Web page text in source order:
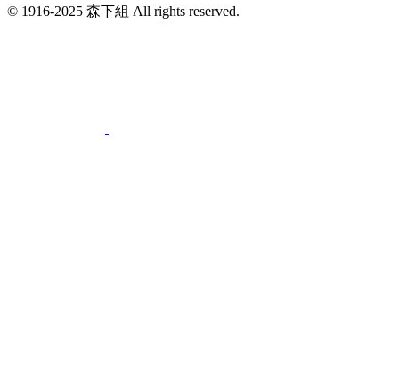
© 1916-2025 森下組 All rights reserved.